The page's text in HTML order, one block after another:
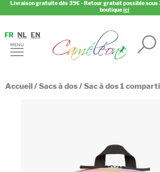
Livraison gratuite dès 39€ - Retour gratuit possible sous
boutiqueici
FR NL EN
Accueil/Sacs à dos/Sac à dos 1